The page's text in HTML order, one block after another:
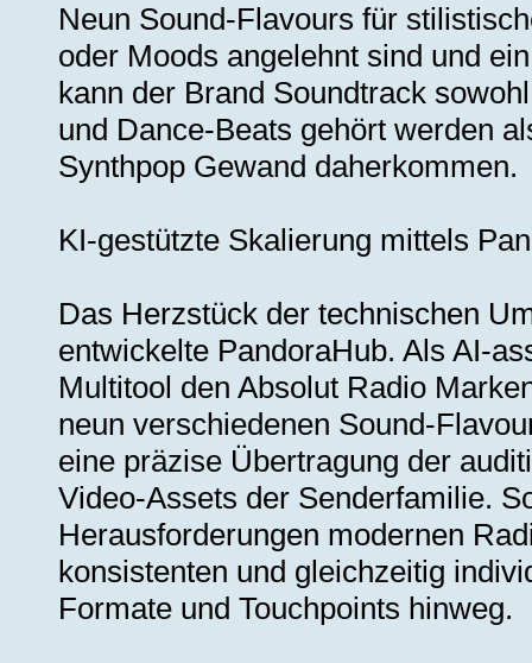
Neun Sound-Flavours für
oder Moods angelehnt sind und
kann der Brand Soundtrack
und Dance-Beats gehört werden
Synthpop Gewand daherkommen.
KI-gestützte Skalierung mittels
Das Herzstück der technischen
entwickelte PandoraHub. Als AI-
Multitool den Absolut Radio
neun verschiedenen Sound-
eine präzise Übertragung der
Video-Assets der Senderfamilie.
Herausforderungen modernen
konsistenten und gleichzeitig
Formate und Touchpoints hinweg.